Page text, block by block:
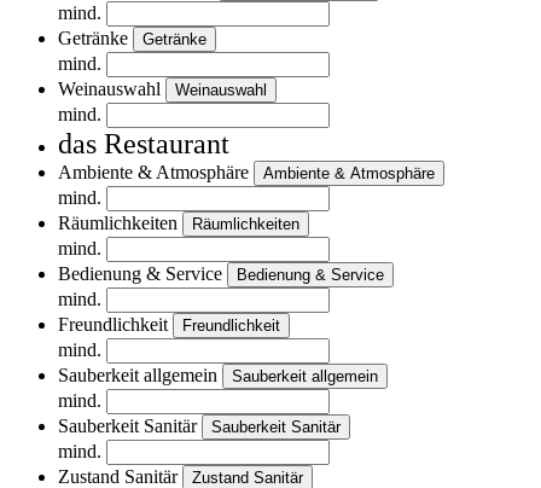
mind.
Getränke
Getränke
mind.
Weinauswahl
Weinauswahl
mind.
das Restaurant
Ambiente & Atmosphäre Ambiente & Atmosphäre
mind.
Räumlichkeiten
Räumlichkeiten
mind.
Bedienung & Service
Bedienung & Service
mind.
Freundlichkeit
Freundlichkeit
mind.
Sauberkeit allgemein
Sauberkeit allgemein
mind.
Sauberkeit Sanitär
Sauberkeit Sanitär
mind.
Zustand Sanitär
Zustand Sanitär